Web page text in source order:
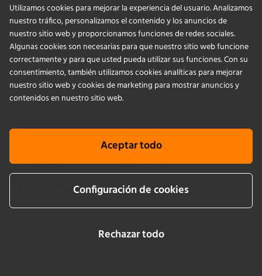
Información de
contacto
Utilizamos cookies para mejorar la experiencia del usuario. Analizamos
nuestro tráfico, personalizamos el contenido y los anuncios de
nuestro sitio web y proporcionamos funciones de redes sociales.
Algunas cookies son necesarias para que nuestro sitio web funcione
correctamente y para que usted pueda utilizar sus funciones. Con su
consentimiento, también utilizamos cookies analíticas para mejorar
nuestro sitio web y cookies de marketing para mostrar anuncios y
contenidos en nuestro sitio web.
Aceptar todo
Configuración de cookies
Rechazar todo